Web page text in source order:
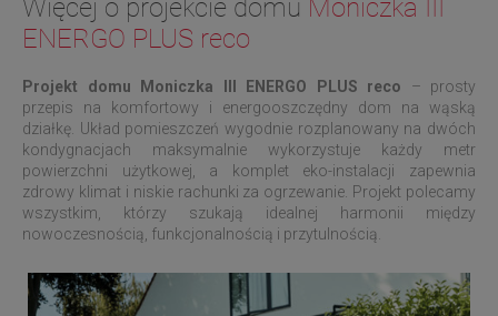
Więcej o projekcie domu Moniczka III
ENERGO PLUS reco
Projekt domu Moniczka III ENERGO PLUS reco – prosty
przepis na komfortowy i energooszczędny dom na wąską
działkę. Układ pomieszczeń wygodnie rozplanowany na dwóch
kondygnacjach maksymalnie wykorzystuje każdy metr
powierzchni użytkowej, a komplet eko-instalacji zapewnia
zdrowy klimat i niskie rachunki za ogrzewanie. Projekt polecamy
wszystkim, którzy szukają idealnej harmonii między
nowoczesnością, funkcjonalnością i przytulnością.